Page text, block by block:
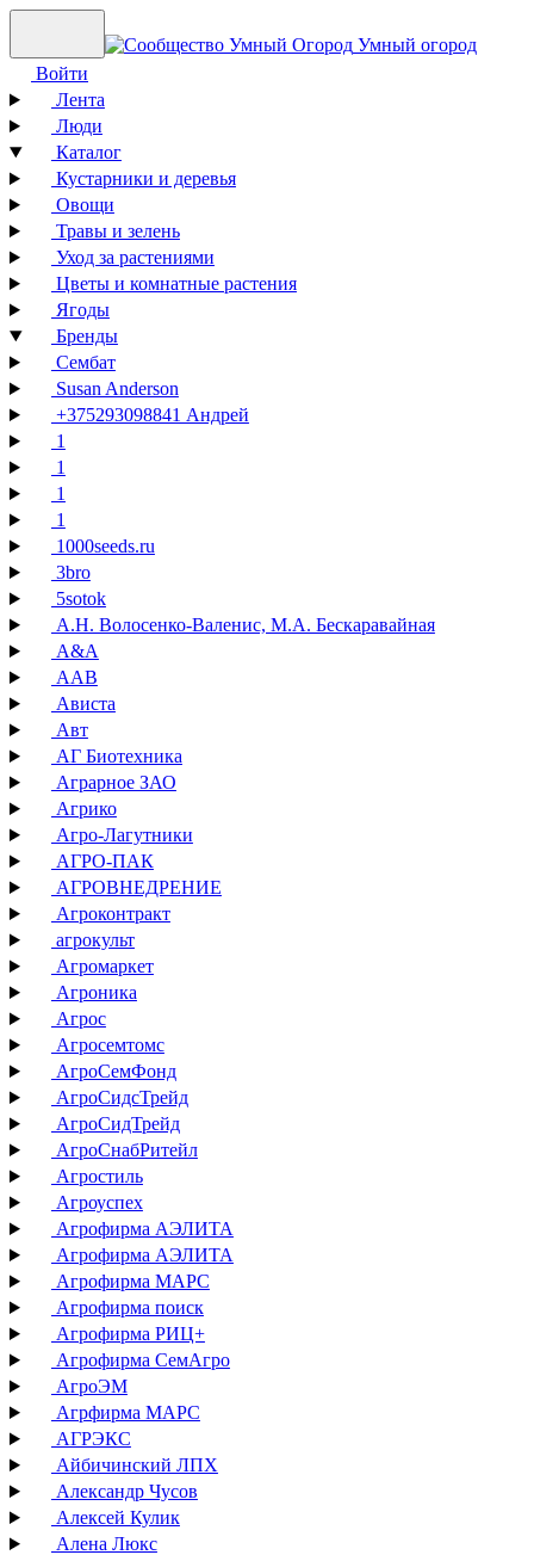
Умный огород
Войти
Лента
Люди
Каталог
Кустарники и деревья
Овощи
Травы и зелень
Уход за растениями
Цветы и комнатные растения
Ягоды
Бренды
Сембат
Susan Anderson
+375293098841 Андрей
1
1
1
1
1000seeds.ru
3bro
5sotok
А.Н. Волосенко-Валенис, М.А. Бескаравайная
А&А
ААВ
Ависта
Авт
АГ Биотехника
Аграрное ЗАО
Агрико
Агро-Лагутники
АГРО-ПАК
АГРОВНЕДРЕНИЕ
Агроконтракт
агрокульт
Агромаркет
Агроника
Агрос
Агросемтомс
АгроСемФонд
АгроСидсТрейд
АгроСидТрейд
АгроСнабРитейл
Агростиль
Агроуспех
Агрофирма АЭЛИТА
Агрофирма АЭЛИТА
Агрофирма МАРС
Агрофирма поиск
Агрофирма РИЦ+
Агрофирма СемАгро
АгроЭМ
Агрфирма МАРС
АГРЭКС
Айбичинский ЛПХ
Александр Чусов
Алексей Кулик
Алена Люкс